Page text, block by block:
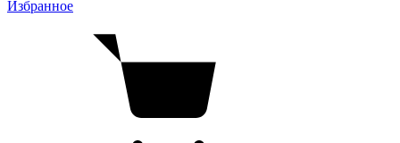
Избранное